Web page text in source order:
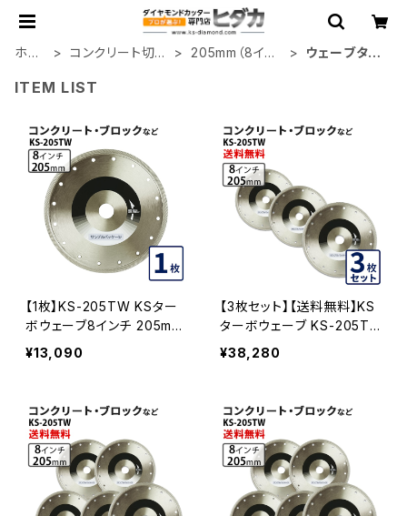
ホー
コンクリート切断
205mm（8イン
ウェーブタイ
ITEM LIST
【1枚】KS-205TW KSター
ボウェーブ8インチ 205mm
コンクリート、ブロックなど
の切断 ダイヤモンドカッタ
¥13,090
【3枚セット】【送料無料】KS
ターボウェーブ KS-205T
W 8インチ コンクリート、ブ
ロックなど (ks-205tw-0
¥38,280